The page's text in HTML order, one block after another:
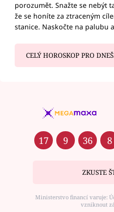
porozumět. Snažte se nebýt
že se honíte za ztraceným
stanice. Naskočte na palubu
CELÝ HOROSKOP PRO
17 9 36 8
ZKUSTE
Ministerstvo financí varuje:
vzniknout